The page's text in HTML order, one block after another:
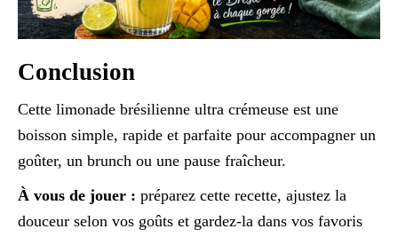
Conclusion
Cette limonade brésilienne ultra crémeuse est une
boisson simple, rapide et parfaite pour accompagner un
goûter, un brunch ou une pause fraîcheur.
À vous de jouer : préparez cette recette, ajustez la
douceur selon vos goûts et gardez-la dans vos favoris